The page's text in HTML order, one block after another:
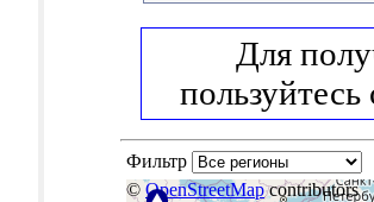
Для
Фильтр
©OpenStreetMapcontributors